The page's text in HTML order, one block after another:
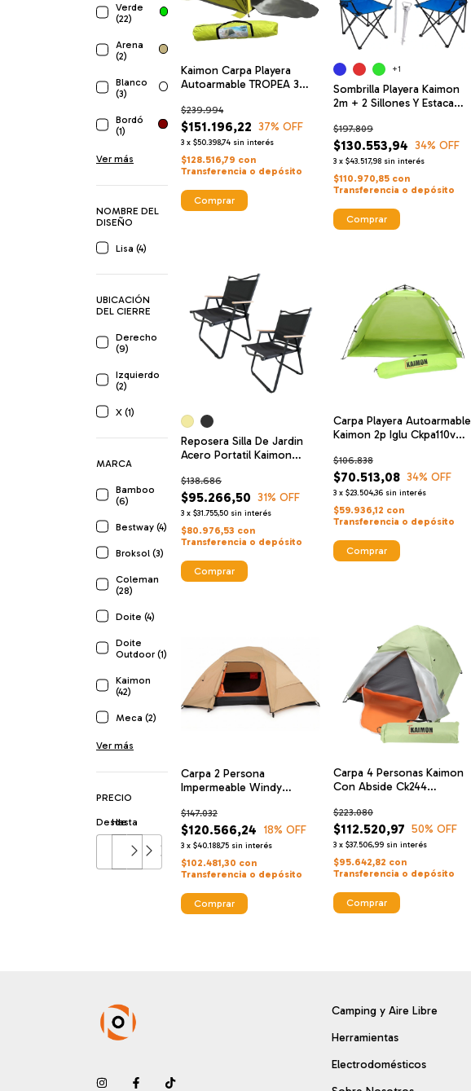
Verde
(22)
Arena
(2)
Blanco
(3)
Bordó
(1)
Ver más
NOMBRE DEL
DISEÑO
Lisa (4)
UBICACIÓN
DEL CIERRE
Derecho
(9)
Izquierdo
(2)
X (1)
MARCA
Bamboo
(6)
Bestway (4)
Broksol (3)
Coleman
(28)
Doite (4)
Doite
Outdoor (1)
Kaimon
(42)
Meca (2)
Ver más
PRECIO
Desde
Hasta
Kaimon Carpa Playera
Autoarmable TROPEA 3
cierre y mosquitero Verde
$151.196,22
$239.994
37% OFF
3 x $50.398,74 sin interés
$128.516,79 con
Transferencia o depósito
Sombrilla Playera Kaimon
2m + 2 Sillones Y Estaca
$130.553,94
$197.809
34% OFF
3 x $43.517,98 sin interés
$110.970,85 con
Transferencia o depósito
+1
Comprar
Reposera Silla De Jardin
Acero Portatil Kaimon
$95.266,50
$138.686
31% OFF
3 x $31.755,50 sin interés
$80.976,53 con
Transferencia o depósito
Comprar
Carpa Playera Autoarmable
Kaimon 2p Iglu Ckpa110v
$70.513,08
$106.838
34% OFF
3 x $23.504,36 sin interés
$59.936,12 con
Transferencia o depósito
Comprar
Carpa 2 Persona
Impermeable Windy
Mosq
$120.566,24
$147.032
18% OFF
3 x $40.188,75 sin interés
$102.481,30 con
Transferencia o depósito
Comprar
Carpa 4 Personas Kaimon
Con Abside Ck244
$112.520,97
$223.080
50% OFF
3 x $37.506,99 sin interés
$95.642,82 con
Transferencia o depósito
Comprar
Camping y Aire Libre
Herramientas
Electrodomésticos